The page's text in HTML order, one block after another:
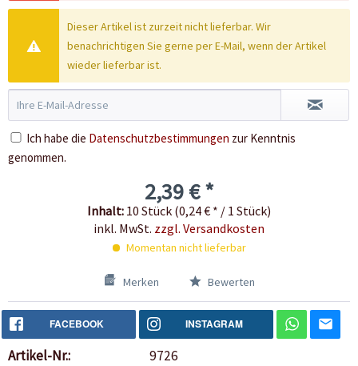
Dieser Artikel ist zurzeit nicht lieferbar. Wir
benachrichtigen Sie gerne per E-Mail, wenn der Artikel
wieder lieferbar ist.
Ich habe die Datenschutzbestimmungen zur Kenntnis
genommen.
2,39 € *
Inhalt: 10 Stück (0,24 € * / 1 Stück)
inkl. MwSt. zzgl. Versandkosten
Momentan nicht lieferbar
Merken Bewerten
FACEBOOK INSTAGRAM
Artikel-Nr.:
9726